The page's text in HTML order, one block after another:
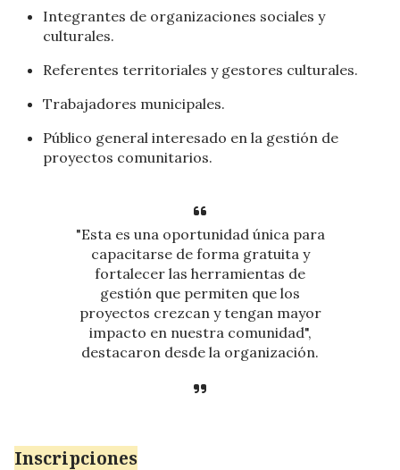
Integrantes de organizaciones sociales y
culturales.
Referentes territoriales y gestores culturales.
Trabajadores municipales.
Público general interesado en la gestión de
proyectos comunitarios.
"Esta es una oportunidad única para
capacitarse de forma gratuita y
fortalecer las herramientas de
gestión que permiten que los
proyectos crezcan y tengan mayor
impacto en nuestra comunidad",
destacaron desde la organización.
Inscripciones